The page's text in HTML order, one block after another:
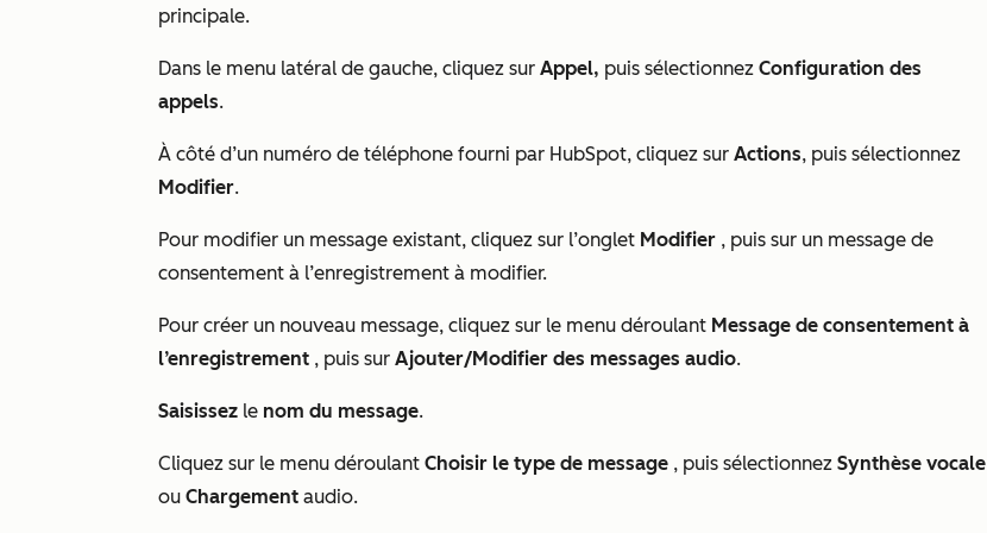
principale.
Dans le menu latéral de gauche, cliquez sur Appel, puis sélectionnez Configuration des
appels.
À côté d’un numéro de téléphone fourni par HubSpot, cliquez sur Actions, puis sélectionnez
Modifier.
Pour modifier un message existant, cliquez sur l’onglet Modifier , puis sur un message de
consentement à l’enregistrement à modifier.
Pour créer un nouveau message, cliquez sur le menu déroulant Message de consentement à
l’enregistrement , puis sur Ajouter/Modifier des messages audio.
Saisissez le nom du message.
Cliquez sur le menu déroulant Choisir le type de message , puis sélectionnez Synthèse vocale
ou Chargement audio.